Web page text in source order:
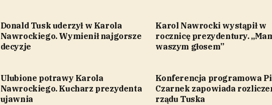
Donald Tusk uderzył w Karola
Nawrockiego. Wymienił najgorsze
decyzje
Karol Nawrocki wystąpił w
rocznicę prezydentury.
waszym głosem”
Ulubione potrawy Karola
Nawrockiego. Kucharz prezydenta
ujawnia
Konferencja programowa
Czarnek zapowiada
rządu Tuska